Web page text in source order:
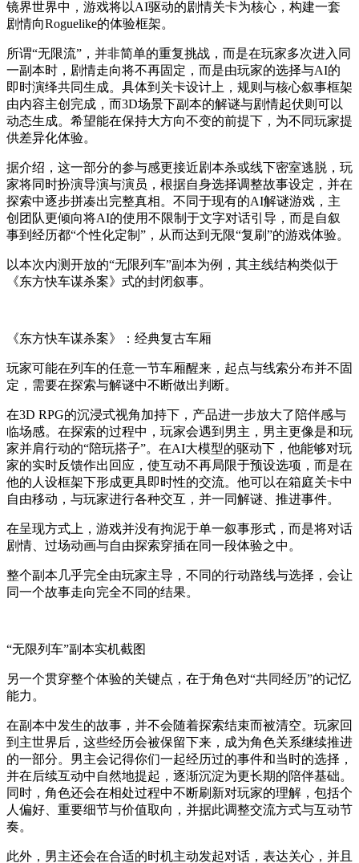
镜界世界中，游戏将以AI驱动的剧情关卡为核心，构建一套
剧情向Roguelike的体验框架。
所谓“无限流”，并非简单的重复挑战，而是在玩家多次进入同
一副本时，剧情走向将不再固定，而是由玩家的选择与AI的
即时演绎共同生成。具体到关卡设计上，规则与核心叙事框架
由内容主创完成，而3D场景下副本的解谜与剧情起伏则可以
动态生成。希望能在保持大方向不变的前提下，为不同玩家提
供差异化体验。
据介绍，这一部分的参与感更接近剧本杀或线下密室逃脱，玩
家将同时扮演导演与演员，根据自身选择调整故事设定，并在
探索中逐步拼凑出完整真相。不同于现有的AI解谜游戏，主
创团队更倾向将AI的使用不限制于文字对话引导，而是自叙
事到经历都“个性化定制”，从而达到无限“复刷”的游戏体验。
以本次内测开放的“无限列车”副本为例，其主线结构类似于
《东方快车谋杀案》式的封闭叙事。
《东方快车谋杀案》：经典复古车厢
玩家可能在列车的任意一节车厢醒来，起点与线索分布并不固
定，需要在探索与解谜中不断做出判断。
在3D RPG的沉浸式视角加持下，产品进一步放大了陪伴感与
临场感。在探索的过程中，玩家会遇到男主，男主更像是和玩
家并肩行动的“陪玩搭子”。在AI大模型的驱动下，他能够对玩
家的实时反馈作出回应，使互动不再局限于预设选项，而是在
他的人设框架下形成更具即时性的交流。他可以在箱庭关卡中
自由移动，与玩家进行各种交互，并一同解谜、推进事件。
在呈现方式上，游戏并没有拘泥于单一叙事形式，而是将对话
剧情、过场动画与自由探索穿插在同一段体验之中。
整个副本几乎完全由玩家主导，不同的行动路线与选择，会让
同一个故事走向完全不同的结果。
“无限列车”副本实机截图
另一个贯穿整个体验的关键点，在于角色对“共同经历”的记忆
能力。
在副本中发生的故事，并不会随着探索结束而被清空。玩家回
到主世界后，这些经历会被保留下来，成为角色关系继续推进
的一部分。男主会记得你们一起经历过的事件和当时的选择，
并在后续互动中自然地提起，逐渐沉淀为更长期的陪伴基础。
同时，角色还会在相处过程中不断刷新对玩家的理解，包括个
人偏好、重要细节与价值取向，并据此调整交流方式与互动节
奏。
此外，男主还会在合适的时机主动发起对话，表达关心，并且